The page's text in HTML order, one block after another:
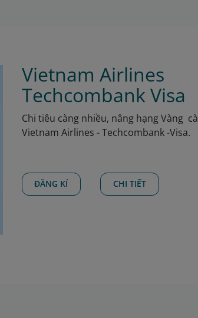
Vietnam Airlines
Techcombank Visa
Chi tiêu càng nhiều, nâng hạng Vàng
Vietnam Airlines - Techcombank -Visa.
ĐĂNG KÍ CHI TIẾT